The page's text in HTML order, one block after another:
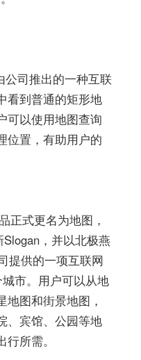
公司推出的一种互联
看到普通的矩形地
可以使用地图查询
位置，有助用户的
正式更名为地图，
，并以北极燕
提供的一项互联网
市。用户可以从地
图和街景地图，
、宾馆、公园等地
所需。